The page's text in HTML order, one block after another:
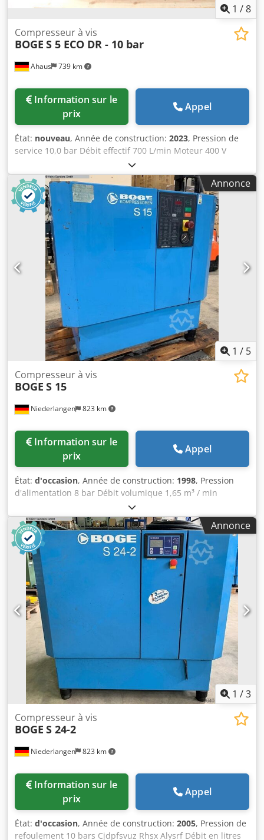
1 /8
Ahaus 739 km
Compresseur à vis
BOGE S 5 ECO DR - 10 bar
prix
Appel
État: nouveau, Année de construction: 2023, Pression de
service 10,0 bar Débit effectif 700 L/min Moteur 400 V
Contenance de cuve 250 litres Poids de la machine env.
397 kg Puissance totale requise 5,5 kW Dimensions L-l-H :
1915 x 650 x 1640 mm Machine d’exposition / jamais mise
en service Nouvelle série de modèles BOGE SOLID ~ Prix
catalogue : 8 848 € / tarif spécial sur demande Fabriqué en
Allemagne Équipement : - Avec réservoir et sécheur /
immédiatement opérationnelle - Commande par
microprocesseur SOLID base control Crodexaahxspfx Alyjf -
Capteur de pression réseau - Système d’entraînement par
courroie - Température d’air comprimé basse grâce à un
refroidisseur après compression efficace - Réservoir d’air
comprimé horizontal intégré sous la machine - Sécheur
frigorifique pour air comprimé inclus * Fonctionnement
automatique avec préfiltre et postfiltre (installés)
(Également disponible en 7,5 bar)
Annonce
1 / 5
Niederlangen 823 km
Compresseur à vis
BOGE S 15
prix
Appel
État: d'occasion, Année de construction: 1998, Pression
d'alimentation 8 bar Débit volumique 1,65 m³ / min
Dimensions 1000 x 750 x 950 mm Puissance totale requise
11 kW Poids de la machine env. 175 kg Codeqa Tw Nepfx
Alysrf Heures de fonctionnement: 300 h (commande
probablement remplacée)
Annonce
1 /3
Niederlangen 823 km
Compresseur à vis
BOGE S 24-2
prix
Appel
État: d'occasion, Année de construction: 2005, Pression de
refoulement 10 bars Cjdpfsvuz Rhsx Alysrf Débit en litres